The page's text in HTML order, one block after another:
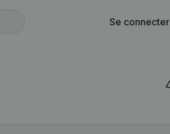
Se connecter